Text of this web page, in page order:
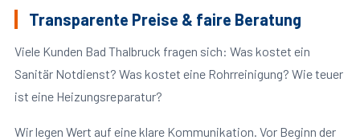
Transparente Preise & faire Beratung
Viele Kunden Bad Thalbruck fragen sich: Was kostet ein
Sanitär Notdienst? Was kostet eine Rohrreinigung? Wie teuer
ist eine Heizungsreparatur?
Wir legen Wert auf eine klare Kommunikation. Vor Beginn der